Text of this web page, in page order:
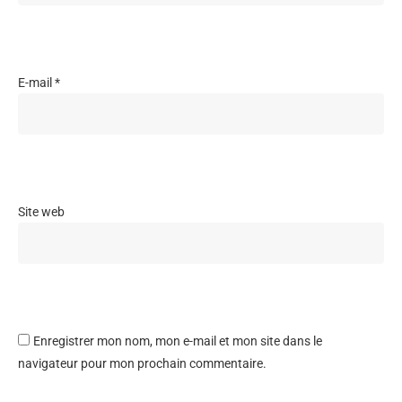
E-mail *
Site web
Enregistrer mon nom, mon e-mail et mon site dans le
navigateur pour mon prochain commentaire.